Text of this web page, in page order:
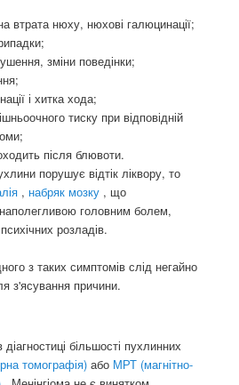
втрата нюху, нюхові галюцинації;
зміни поведінки;
і хитка хода;
тиску при відповідній
після блювоти.
порушує відтік ліквору, то
, набряк мозку , що
головним болем,
розладів.
з таких симптомів слід негайно
з'ясування причини.
більшості пухлинних
томографія)або МРТ (магнітно-